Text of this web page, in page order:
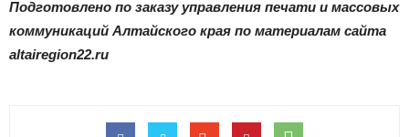
Подготовлено по заказу управления печати и массовых
коммуникаций Алтайского края по материалам сайта
altairegion22.ru